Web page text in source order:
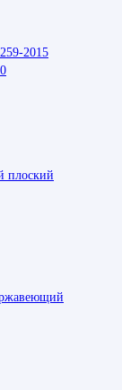
2015
плоский